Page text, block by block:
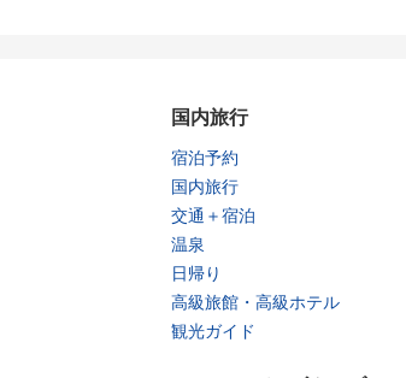
国内旅行
宿泊予約
国内旅行
交通＋宿泊
温泉
日帰り
高級旅館・高級ホテル
観光ガイド